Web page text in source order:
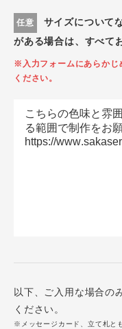
任意
サイズについて
がある場合は、すべて
※入力フォームにあらかじ
ください。
以下、ご入用な場合の
ください。
※メッセージカード、立て札と